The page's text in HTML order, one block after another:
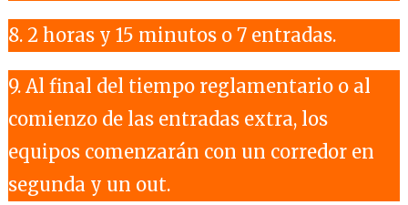
8. 2 horas y 15 minutos o 7 entradas.
9. Al final del tiempo reglamentario o al
comienzo de las entradas extra, los
equipos comenzarán con un corredor en
segunda y un out.